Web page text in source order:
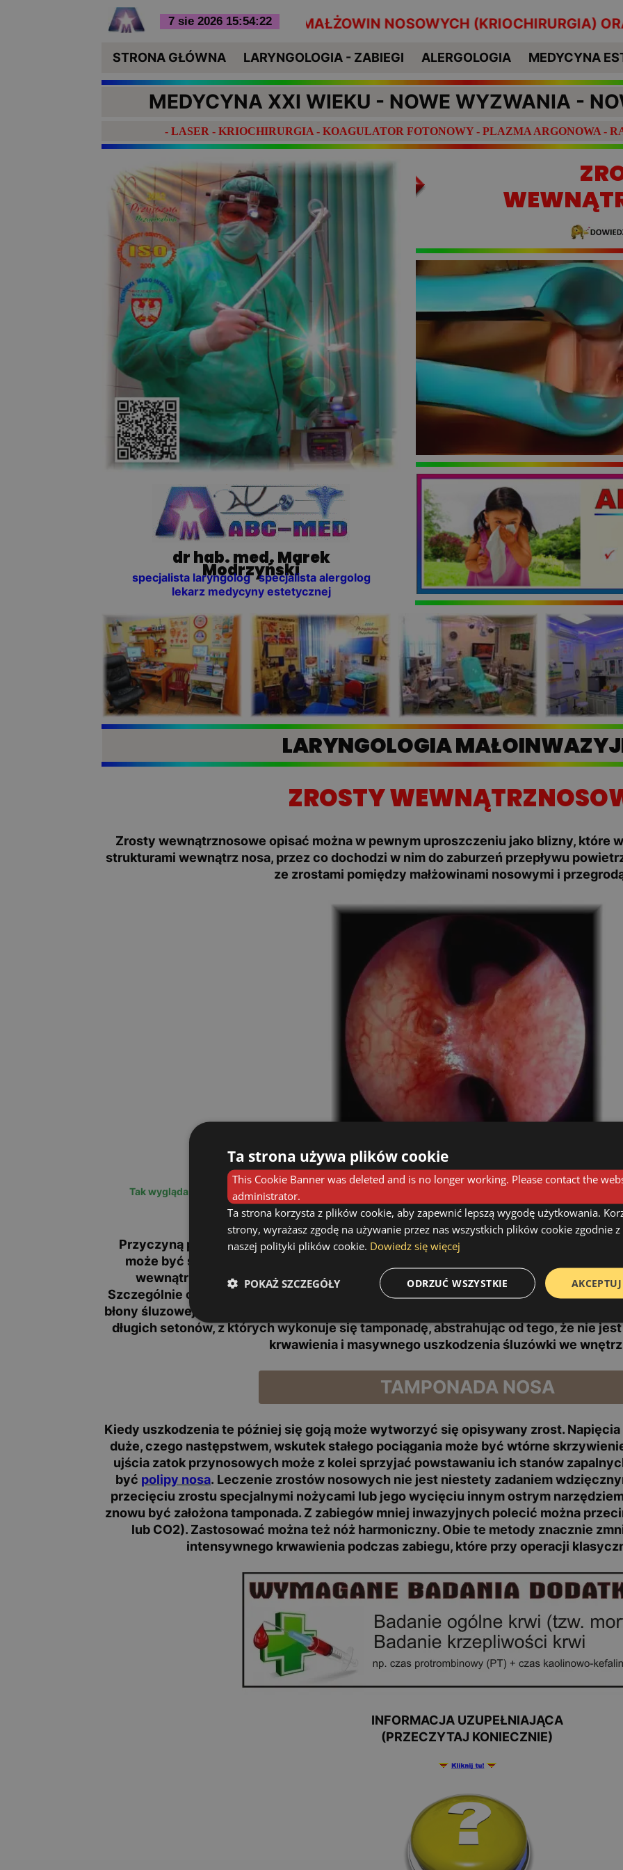
Przycisk
KROPLI DO NOSA I PRZEROSTU MAŁŻOWIN NOSOWYCH (KRIOCHIRURGIA) ORAZ
STRONA GŁÓWNA LARYNGOLOGIA - ZABIEGI ALERGOLOGIA MEDYCYNA
LARYNGOLOGIA
lekarz medycyny estetycznej
specjalista laryngolog specjalista alergolog
dr hab. med. Marek
Modrzyński
- LASER - KRIOCHIRURGIA - KOAGULATOR FOTONOWY - PLAZMA ARGONOWA -
MEDYCYNA XXI WIEKU - NOWE WYZWANIA -
ZROSTY
Zrosty wewnątrznosowe opisać można w pewnym uproszczeniu jako blizny, które
strukturami wewnątrz nosa, przez co dochodzi w nim do zaburzeń przepływu
ze zrostami pomiędzy małżowinami nosowymi i
Tak wygląda zrost w badaniu endoskopowym - boczna i przyśrodkowa ściana nosa połączone są
powietrza
Przyczyną powstania zrostów w nosie jest najczęściej przebyty uraz połączony z
może być skutkiem np. uderzenia (pobicie, wypadek), ale bardzo często jest też
wewnątrznosowym zabiegiem laryngologicznym (operacje polipów, małżowin,
Szczególnie chodzi tu o zabiegi wykonywane "klasycznymi" metodami, w których
błony śluzowej, lub po których istnieje konieczność zakładania do nosa tzw.
długich setonów, z których wykonuje się tamponadę, abstrahując od tego, że nie
krwawienia i masywnego uszkodzenia śluzówki we
TAMPONADA NOSA
Kiedy uszkodzenia te później się goją może wytworzyć się opisywany zrost.
duże, czego następstwem, wskutek stałego pociągania może być wtórne
ujścia zatok przynosowych może z kolei sprzyjać powstawaniu ich stanów
być polipy nosa. Leczenie zrostów nosowych nie jest niestety zadaniem
przecięciu zrostu specjalnymi nożycami lub jego wycięciu innym ostrym
znowu być założona tamponada. Z zabiegów mniej inwazyjnych polecić można
lub CO2). Zastosować można też nóż harmoniczny. Obie te metody znacznie
intensywnego krwawienia podczas zabiegu, które przy operacji
INFORMACJA UZUPEŁNIAJĄCA
(PRZECZYTAJ KONIECZNIE)
Ta strona używa plików cookie
This Cookie Banner was deleted and is no longer working. Please contact the
administrator.
Ta strona korzysta z plików cookie, aby zapewnić lepszą wygodę użytkowania.
strony, wyrażasz zgodę na używanie przez nas wszystkich plików cookie zgodnie
naszej polityki plików cookie. Dowiedz się więcej
ODRZUĆ WSZYSTKIE
POKAŻ SZCZEGÓŁY